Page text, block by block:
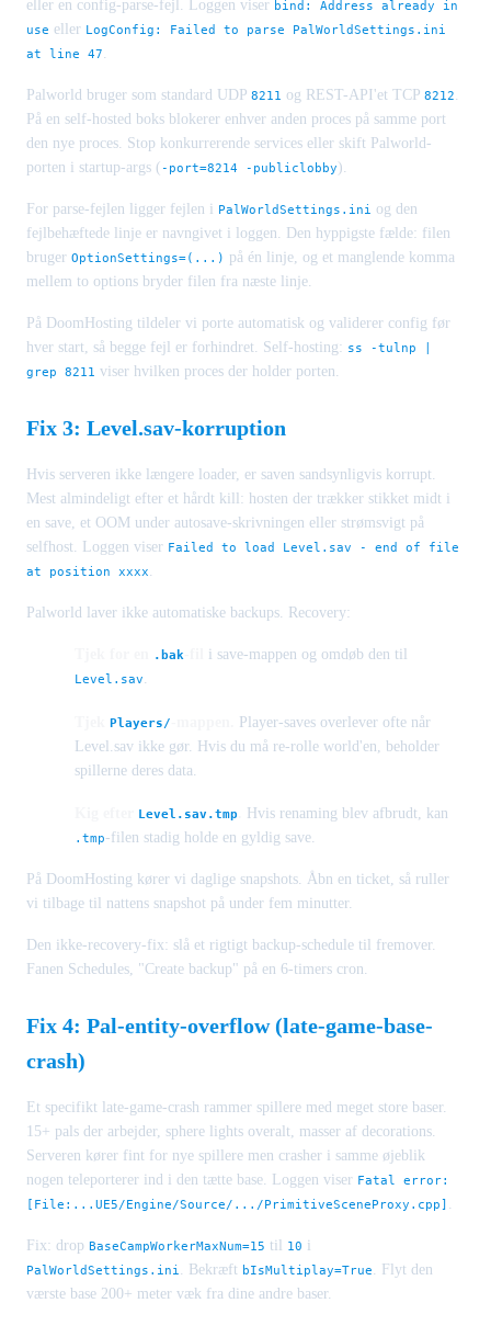
eller en config-parse-fejl. Loggen viser bind: Address already in
use eller LogConfig: Failed to parse PalWorldSettings.ini
at line 47
Palworld bruger som standard UDP 8211 og REST-API'et TCP 8212
På en self-hosted boks blokerer enhver anden proces på samme port
den nye proces. Stop konkurrerende services eller skift Palworld-
porten i startup-args (-port=8214 -publiclobby).
For parse-fejlen ligger fejlen i PalWorldSettings.ini og den
fejlbehæftede linje er navngivet i loggen. Den hyppigste fælde: filen
bruger OptionSettings=(...) på én linje, og et manglende komma
mellem to options bryder filen fra næste linje.
På DoomHosting tildeler vi porte automatisk og validerer config før
hver start, så begge fejl er forhindret. Self-hosting: ss -tulnp |
grep 8211 viser hvilken proces der holder porten.
Fix 3: Level.sav-korruption
Hvis serveren ikke længere loader, er saven sandsynligvis korrupt.
Mest almindeligt efter et hårdt kill: hosten der trækker stikket midt i
en save, et OOM under autosave-skrivningen eller strømsvigt på
selfhost. Loggen viser Failed to load Level.sav - end of file
at position xxxx
Palworld laver ikke automatiske backups. Recovery:
.bak i save-mappen og omdøb den til
Level.sav
Players/
Player-saves overlever ofte når
Level.sav ikke gør. Hvis du må re-rolle world'en, beholder
spillerne deres data.
Level.sav.tmp Hvis renaming blev afbrudt, kan
.tmp-filen stadig holde en gyldig save.
På DoomHosting kører vi daglige snapshots. Åbn en ticket, så ruller
vi tilbage til nattens snapshot på under fem minutter.
Den ikke-recovery-fix: slå et rigtigt backup-schedule til fremover.
Fanen Schedules, "Create backup" på en 6-timers cron.
Fix 4: Pal-entity-overflow (late-game-base-
crash)
Et specifikt late-game-crash rammer spillere med meget store baser.
15+ pals der arbejder, sphere lights overalt, masser af decorations.
Serveren kører fint for nye spillere men crasher i samme øjeblik
nogen teleporterer ind i den tætte base. Loggen viser Fatal error:
[File:...UE5/Engine/Source/.../PrimitiveSceneProxy.cpp] .
Fix: drop BaseCampWorkerMaxNum=15 til 10 i
PalWorldSettings.ini. Bekræft bIsMultiplay=True. Flyt den
værste base 200+ meter væk fra dine andre baser.